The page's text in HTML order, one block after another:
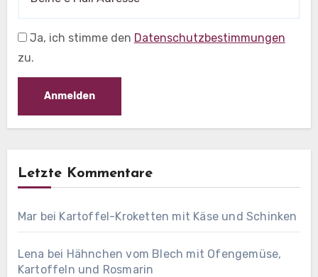
Ja, ich stimme den Datenschutzbestimmungen
zu.
Letzte Kommentare
Mar bei Kartoffel-Kroketten mit Käse und Schinken
Lena bei Hähnchen vom Blech mit Ofengemüse,
Kartoffeln und Rosmarin